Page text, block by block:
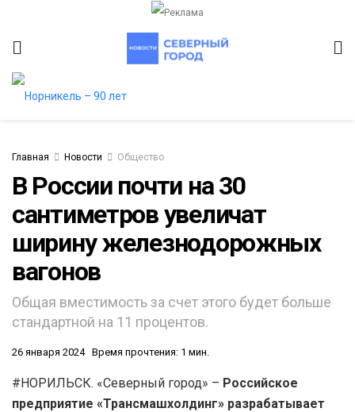
Главная Новости Общество
В России почти на 30
сантиметров увеличат
ширину железнодорожных
вагонов
Общая вместимость за счет этого будет больше
стандартной на 11 процентов.
26 января 2024 Время прочтения: 1 мин.
#НОРИЛЬСК. «Северный город» – Российское
предприятие «Трансмашхолдинг» разрабатывает